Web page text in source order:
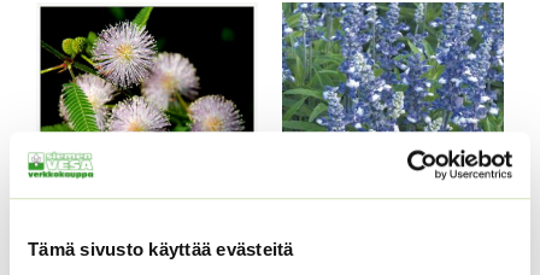
Tämä sivusto käyttää evästeitä
Tuntokasvi / Mimosa
Härmesalvia Fairy